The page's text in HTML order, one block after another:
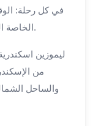
في كل رحلة:
الخاصة الهادئة المريحة. لا رسوم إضافية ولا مفاجآت.
من
والساحل